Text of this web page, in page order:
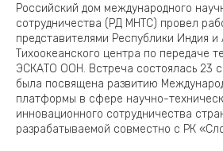
Российский дом международного
сотрудничества (РД МНТС) провел
представителями Республики Индия и
Тихоокеанского центра по передаче
ЭСКАТО ООН. Встреча состоялась 23
была посвящена развитию
платформы в сфере научно-
инновационного сотрудничества
разрабатываемой совместно с РК